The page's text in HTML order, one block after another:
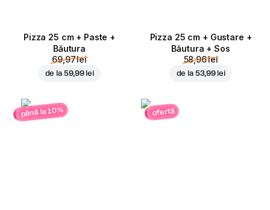
Pizza 25 cm + Paste +
Băutura
69,97 lei
de la 59,99 lei
Pizza 25 cm + Gustare +
Băutura + Sos
58,96 lei
de la 53,99 lei
până la 10% ofertă